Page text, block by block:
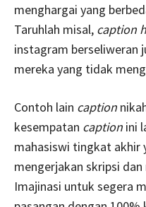
menghargai yang
Taruhlah misal, caption
instagram berseliweran
mereka yang tidak
Contoh lain caption
kesempatan caption ini
mahasiswi tingkat akhir
mengerjakan skripsi
Imajinasi untuk segera